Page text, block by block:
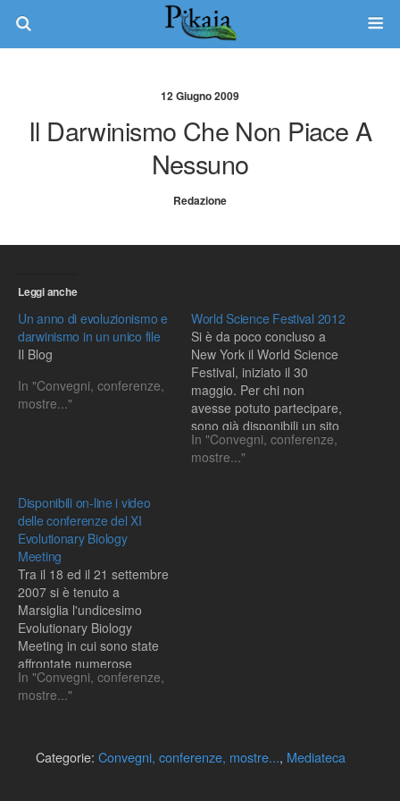
12 Giugno 2009
Il Darwinismo Che Non Piace A
Nessuno
Redazione
Leggi anche
Un anno di evoluzionismo e
darwinismo in un unico file
Il Blog
In "Convegni, conferenze,
mostre..."
World Science Festival 2012
Si è da poco concluso a
New York il World Science
Festival, iniziato il 30
maggio. Per chi non
avesse potuto partecipare,
sono già disponibili un sito
web con gli Eventi e un
altro con i Podcast, per i
In "Convegni, conferenze,
mostre..."
Disponibili on-line i video
delle conferenze del XI
Evolutionary Biology
Meeting
Tra il 18 ed il 21 settembre
2007 si è tenuto a
Marsiglia l'undicesimo
Evolutionary Biology
Meeting in cui sono state
affrontate numerose
tematiche, che spaziavano
dall'utilizzo della genomica
alla modelizzazione
matematica
In "Convegni, conferenze,
mostre..."
Categorie: Convegni, conferenze, mostre..., Mediateca